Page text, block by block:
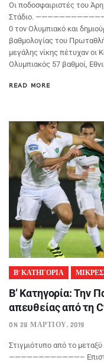
Οι ποδοσφαιριστές του
Στάδιο.
0 τον Ολυμπιακό και
βαθμολογίας του
μεγάλης νίκης πέτυχαν οι
Ολυμπιακός 57 βαθμοί,
READ MORE
Β’ ΚΑΤΗΓΟΡΙΑ
Β’ Κατηγορία: Την
απευθείας από τη
ON 28 ΜΑΡΤΊΟΥ, 2019
Στιγμιότυπο από το
————————————–